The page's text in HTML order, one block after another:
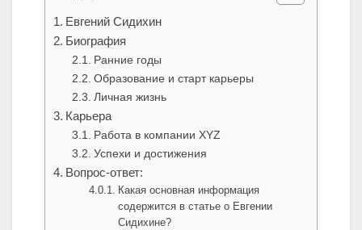
Евгений Сидихин
Биография
Ранние годы
Образование и старт карьеры
Личная жизнь
Карьера
Работа в компании XYZ
Успехи и достижения
Вопрос-ответ:
Какая основная информация
содержится в статье о Евгении
Сидихине?